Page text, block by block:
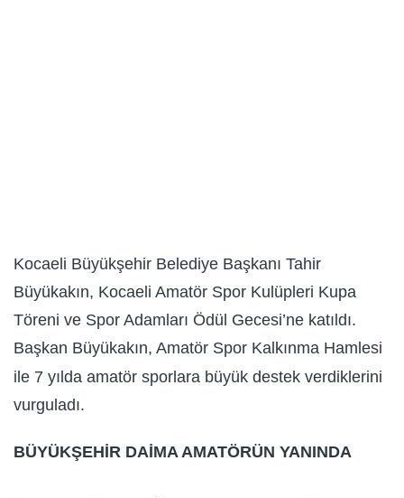
Kocaeli Büyükşehir Belediye Başkanı Tahir
Büyükakın, Kocaeli Amatör Spor Kulüpleri Kupa
Töreni ve Spor Adamları Ödül Gecesi’ne katıldı.
Başkan Büyükakın, Amatör Spor Kalkınma Hamlesi
ile 7 yılda amatör sporlara büyük destek verdiklerini
vurguladı.
BÜYÜKŞEHİR DAİMA AMATÖRÜN YANINDA